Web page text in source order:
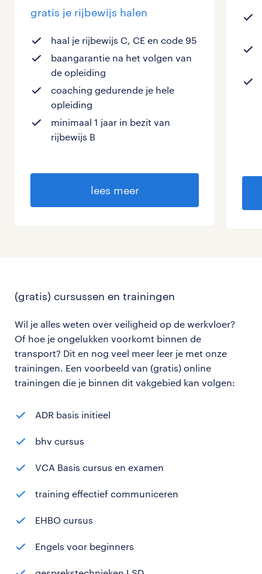
gratis je rijbewijs halen
haal je rijbewijs C, CE en code 95
baangarantie na het volgen van
de opleiding
coaching gedurende je hele
opleiding
minimaal 1 jaar in bezit van
rijbewijs B
lees meer
(gratis) cursussen en trainingen
Wil je alles weten over veiligheid op de werkvloer?
Of hoe je ongelukken voorkomt binnen de
transport? Dit en nog veel meer leer je met onze
trainingen. Een voorbeeld van (gratis) online
trainingen die je binnen dit vakgebied kan volgen:
ADR basis initieel
bhv cursus
VCA Basis cursus en examen
training effectief communiceren
EHBO cursus
Engels voor beginners